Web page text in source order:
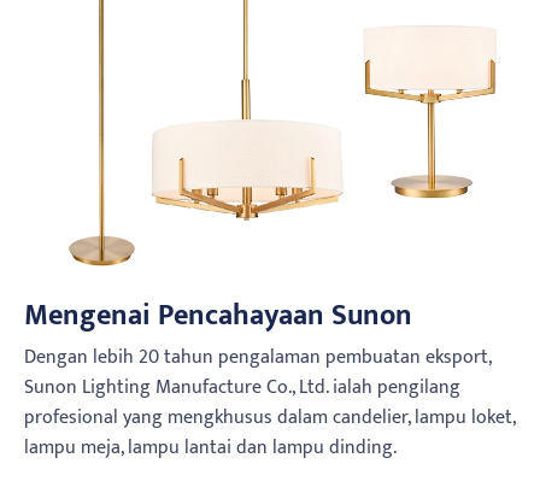
Mengenai Pencahayaan Sunon
Dengan lebih 20 tahun pengalaman pembuatan eksport,
Sunon Lighting Manufacture Co., Ltd. ialah pengilang
profesional yang mengkhusus dalam candelier, lampu loket,
lampu meja, lampu lantai dan lampu dinding.